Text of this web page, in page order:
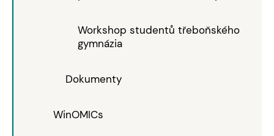
Workshop studentů třeboňského
gymnázia
Dokumenty
WinOMICs